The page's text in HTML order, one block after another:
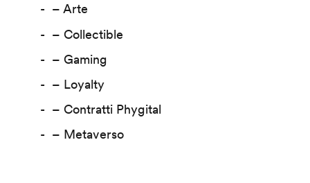
– Arte
– Collectible
– Gaming
– Loyalty
– Contratti Phygital
– Metaverso